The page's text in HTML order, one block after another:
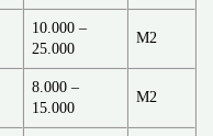
10.000 –
25.000
M2
8.000 –
15.000
M2